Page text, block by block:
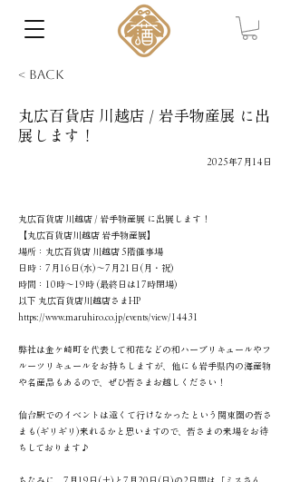
< Back
丸広百貨店 川越店 / 岩手物産展 に出
展します！
2025年7月14日
丸広百貨店 川越店 / 岩手物産展 に出展します！
【丸広百貨店川越店 岩手物産展】
場所：丸広百貨店 川越店 5階催事場
日時：7月16日(水)〜7月21日(月・祝)
時間：10時〜19時 (最終日は17時閉場)
以下 丸広百貨店川越店さまHP
https://www.maruhiro.co.jp/events/view/14431
弊社は金ケ崎町を代表して和花などの和ハーブリキュールやフ
ルーツリキュールをお持ちしますが、他にも岩手県内の海産物
や名産品もあるので、ぜひ皆さまお越しください！
仙台駅でのイベントは遠くて行けなかったという関東圏の皆さ
まも(ギリギリ)来れるかと思いますので、皆さまの来場をお待
ちしております♪